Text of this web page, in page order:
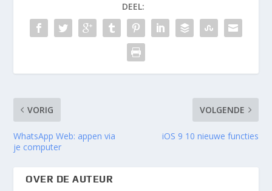
DEEL:
VORIG
WhatsApp Web: appen via
je computer
VOLGENDE
iOS 9 10 nieuwe functies
OVER DE AUTEUR